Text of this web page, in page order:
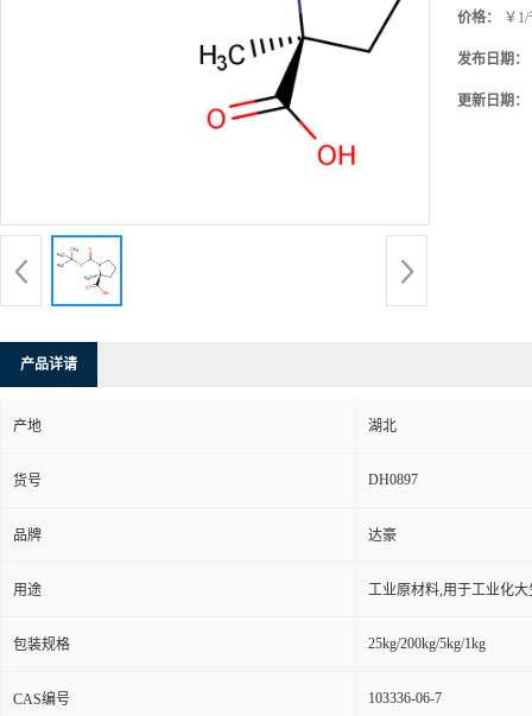
价格： ￥
发布日期：
更新日期：
产品详请
产地 湖北
货号 DH0897
品牌 达豪
用途 工业原材料,用于工业化大
包装规格 25kg/200kg/5kg/1kg
CAS编号 103336-06-7